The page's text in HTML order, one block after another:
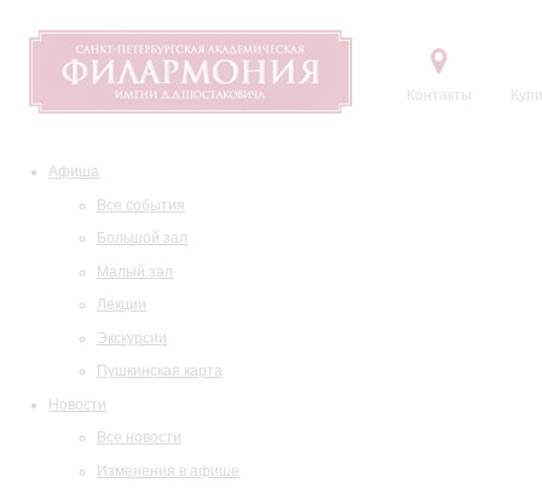
Контакты
Афиша
Все события
Большой зал
Малый зал
Лекции
Экскурсии
Пушкинская карта
Новости
Все новости
Изменения в афише